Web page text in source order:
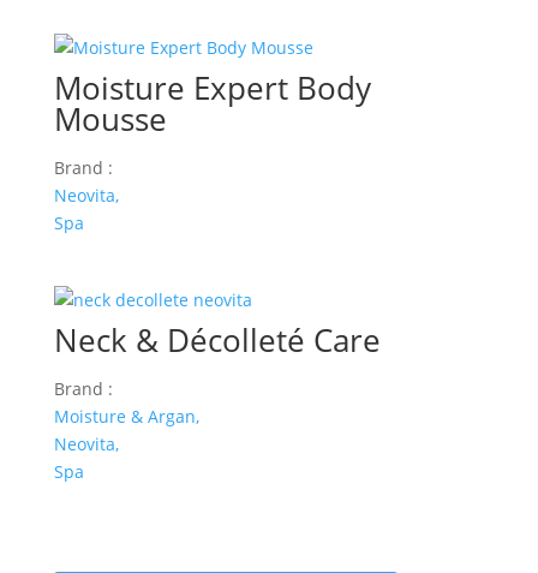
Moisture Expert Body
Mousse
Brand :
Neovita,
Spa
Neck & Décolleté Care
Brand :
Moisture & Argan,
Neovita,
Spa